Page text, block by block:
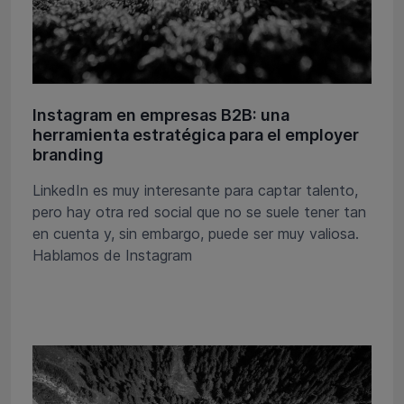
Instagram en empresas B2B: una
herramienta estratégica para el employer
branding
LinkedIn es muy interesante para captar talento,
pero hay otra red social que no se suele tener tan
en cuenta y, sin embargo, puede ser muy valiosa.
Hablamos de Instagram